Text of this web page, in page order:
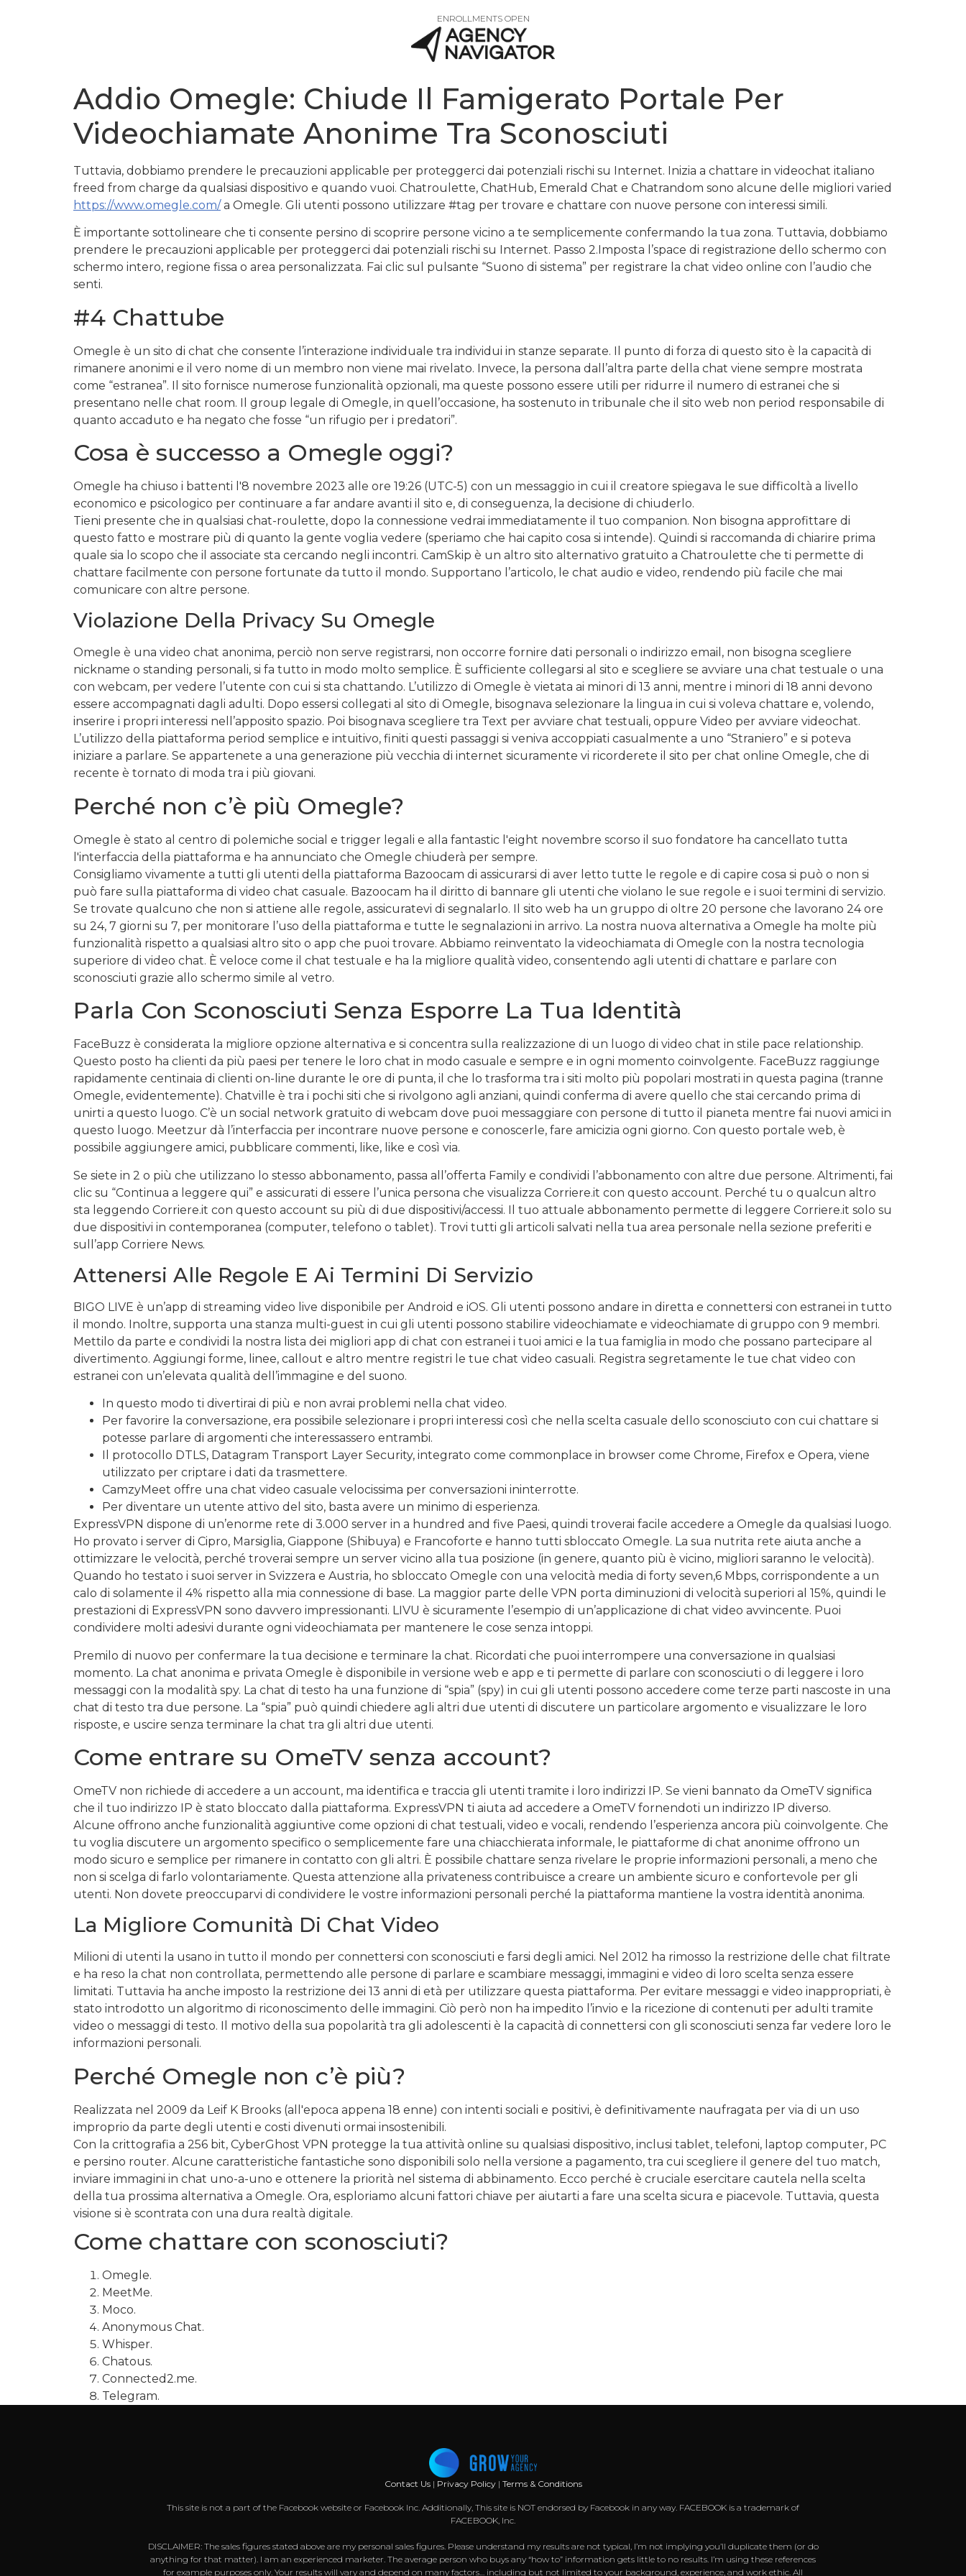
ENROLLMENTS OPEN
Addio Omegle: Chiude Il Famigerato Portale Per
Videochiamate Anonime Tra Sconosciuti
Tuttavia, dobbiamo prendere le precauzioni applicable per proteggerci dai potenziali rischi su Internet. Inizia a chattare in videochat italiano
freed from charge da qualsiasi dispositivo e quando vuoi. Chatroulette, ChatHub, Emerald Chat e Chatrandom sono alcune delle migliori varied
https://www.omegle.com/a Omegle. Gli utenti possono utilizzare #tag per trovare e chattare con nuove persone con interessi simili.
È importante sottolineare che ti consente persino di scoprire persone vicino a te semplicemente confermando la tua zona. Tuttavia, dobbiamo
prendere le precauzioni applicable per proteggerci dai potenziali rischi su Internet. Passo 2.Imposta l’space di registrazione dello schermo con
schermo intero, regione fissa o area personalizzata. Fai clic sul pulsante “Suono di sistema” per registrare la chat video online con l’audio che
senti.
#4 Chattube
Omegle è un sito di chat che consente l’interazione individuale tra individui in stanze separate. Il punto di forza di questo sito è la capacità di
rimanere anonimi e il vero nome di un membro non viene mai rivelato. Invece, la persona dall’altra parte della chat viene sempre mostrata
come “estranea”. Il sito fornisce numerose funzionalità opzionali, ma queste possono essere utili per ridurre il numero di estranei che si
presentano nelle chat room. Il group legale di Omegle, in quell’occasione, ha sostenuto in tribunale che il sito web non period responsabile di
quanto accaduto e ha negato che fosse “un rifugio per i predatori”.
Cosa è successo a Omegle oggi?
Omegle ha chiuso i battenti l'8 novembre 2023 alle ore 19:26 (UTC-5) con un messaggio in cui il creatore spiegava le sue difficoltà a livello
economico e psicologico per continuare a far andare avanti il sito e, di conseguenza, la decisione di chiuderlo.
Tieni presente che in qualsiasi chat-roulette, dopo la connessione vedrai immediatamente il tuo companion. Non bisogna approfittare di
questo fatto e mostrare più di quanto la gente voglia vedere (speriamo che hai capito cosa si intende). Quindi si raccomanda di chiarire prima
quale sia lo scopo che il associate sta cercando negli incontri. CamSkip è un altro sito alternativo gratuito a Chatroulette che ti permette di
chattare facilmente con persone fortunate da tutto il mondo. Supportano l’articolo, le chat audio e video, rendendo più facile che mai
comunicare con altre persone.
Violazione Della Privacy Su Omegle
Omegle è una video chat anonima, perciò non serve registrarsi, non occorre fornire dati personali o indirizzo email, non bisogna scegliere
nickname o standing personali, si fa tutto in modo molto semplice. È sufficiente collegarsi al sito e scegliere se avviare una chat testuale o una
con webcam, per vedere l’utente con cui si sta chattando. L’utilizzo di Omegle è vietata ai minori di 13 anni, mentre i minori di 18 anni devono
essere accompagnati dagli adulti. Dopo essersi collegati al sito di Omegle, bisognava selezionare la lingua in cui si voleva chattare e, volendo,
inserire i propri interessi nell’apposito spazio. Poi bisognava scegliere tra Text per avviare chat testuali, oppure Video per avviare videochat.
L’utilizzo della piattaforma period semplice e intuitivo, finiti questi passaggi si veniva accoppiati casualmente a uno “Straniero” e si poteva
iniziare a parlare. Se appartenete a una generazione più vecchia di internet sicuramente vi ricorderete il sito per chat online Omegle, che di
recente è tornato di moda tra i più giovani.
Perché non c’è più Omegle?
Omegle è stato al centro di polemiche social e trigger legali e alla fantastic l'eight novembre scorso il suo fondatore ha cancellato tutta
l'interfaccia della piattaforma e ha annunciato che Omegle chiuderà per sempre.
Consigliamo vivamente a tutti gli utenti della piattaforma Bazoocam di assicurarsi di aver letto tutte le regole e di capire cosa si può o non si
può fare sulla piattaforma di video chat casuale. Bazoocam ha il diritto di bannare gli utenti che violano le sue regole e i suoi termini di servizio.
Se trovate qualcuno che non si attiene alle regole, assicuratevi di segnalarlo. Il sito web ha un gruppo di oltre 20 persone che lavorano 24 ore
su 24, 7 giorni su 7, per monitorare l’uso della piattaforma e tutte le segnalazioni in arrivo. La nostra nuova alternativa a Omegle ha molte più
funzionalità rispetto a qualsiasi altro sito o app che puoi trovare. Abbiamo reinventato la videochiamata di Omegle con la nostra tecnologia
superiore di video chat. È veloce come il chat testuale e ha la migliore qualità video, consentendo agli utenti di chattare e parlare con
sconosciuti grazie allo schermo simile al vetro.
Parla Con Sconosciuti Senza Esporre La Tua Identità
FaceBuzz è considerata la migliore opzione alternativa e si concentra sulla realizzazione di un luogo di video chat in stile pace relationship.
Questo posto ha clienti da più paesi per tenere le loro chat in modo casuale e sempre e in ogni momento coinvolgente. FaceBuzz raggiunge
rapidamente centinaia di clienti on-line durante le ore di punta, il che lo trasforma tra i siti molto più popolari mostrati in questa pagina (tranne
Omegle, evidentemente). Chatville è tra i pochi siti che si rivolgono agli anziani, quindi conferma di avere quello che stai cercando prima di
unirti a questo luogo. C’è un social network gratuito di webcam dove puoi messaggiare con persone di tutto il pianeta mentre fai nuovi amici in
questo luogo. Meetzur dà l’interfaccia per incontrare nuove persone e conoscerle, fare amicizia ogni giorno. Con questo portale web, è
possibile aggiungere amici, pubblicare commenti, like, like e così via.
Se siete in 2 o più che utilizzano lo stesso abbonamento, passa all’offerta Family e condividi l’abbonamento con altre due persone. Altrimenti, fai
clic su “Continua a leggere qui” e assicurati di essere l’unica persona che visualizza Corriere.it con questo account. Perché tu o qualcun altro
sta leggendo Corriere.it con questo account su più di due dispositivi/accessi. Il tuo attuale abbonamento permette di leggere Corriere.it solo su
due dispositivi in contemporanea (computer, telefono o tablet). Trovi tutti gli articoli salvati nella tua area personale nella sezione preferiti e
sull’app Corriere News.
Attenersi Alle Regole E Ai Termini Di Servizio
BIGO LIVE è un’app di streaming video live disponibile per Android e iOS. Gli utenti possono andare in diretta e connettersi con estranei in tutto
il mondo. Inoltre, supporta una stanza multi-guest in cui gli utenti possono stabilire videochiamate e videochiamate di gruppo con 9 membri.
Mettilo da parte e condividi la nostra lista dei migliori app di chat con estranei i tuoi amici e la tua famiglia in modo che possano partecipare al
divertimento. Aggiungi forme, linee, callout e altro mentre registri le tue chat video casuali. Registra segretamente le tue chat video con
estranei con un’elevata qualità dell’immagine e del suono.
In questo modo ti divertirai di più e non avrai problemi nella chat video.
Per favorire la conversazione, era possibile selezionare i propri interessi così che nella scelta casuale dello sconosciuto con cui chattare si
potesse parlare di argomenti che interessassero entrambi.
Il protocollo DTLS, Datagram Transport Layer Security, integrato come commonplace in browser come Chrome, Firefox e Opera, viene
utilizzato per criptare i dati da trasmettere.
CamzyMeet offre una chat video casuale velocissima per conversazioni ininterrotte.
Per diventare un utente attivo del sito, basta avere un minimo di esperienza.
ExpressVPN dispone di un’enorme rete di 3.000 server in a hundred and five Paesi, quindi troverai facile accedere a Omegle da qualsiasi luogo.
Ho provato i server di Cipro, Marsiglia, Giappone (Shibuya) e Francoforte e hanno tutti sbloccato Omegle. La sua nutrita rete aiuta anche a
ottimizzare le velocità, perché troverai sempre un server vicino alla tua posizione (in genere, quanto più è vicino, migliori saranno le velocità).
Quando ho testato i suoi server in Svizzera e Austria, ho sbloccato Omegle con una velocità media di forty seven,6 Mbps, corrispondente a un
calo di solamente il 4% rispetto alla mia connessione di base. La maggior parte delle VPN porta diminuzioni di velocità superiori al 15%, quindi le
prestazioni di ExpressVPN sono davvero impressionanti. LIVU è sicuramente l’esempio di un’applicazione di chat video avvincente. Puoi
condividere molti adesivi durante ogni videochiamata per mantenere le cose senza intoppi.
Premilo di nuovo per confermare la tua decisione e terminare la chat. Ricordati che puoi interrompere una conversazione in qualsiasi
momento. La chat anonima e privata Omegle è disponibile in versione web e app e ti permette di parlare con sconosciuti o di leggere i loro
messaggi con la modalità spy. La chat di testo ha una funzione di “spia” (spy) in cui gli utenti possono accedere come terze parti nascoste in una
chat di testo tra due persone. La “spia” può quindi chiedere agli altri due utenti di discutere un particolare argomento e visualizzare le loro
risposte, e uscire senza terminare la chat tra gli altri due utenti.
Come entrare su OmeTV senza account?
OmeTV non richiede di accedere a un account, ma identifica e traccia gli utenti tramite i loro indirizzi IP. Se vieni bannato da OmeTV significa
che il tuo indirizzo IP è stato bloccato dalla piattaforma. ExpressVPN ti aiuta ad accedere a OmeTV fornendoti un indirizzo IP diverso.
Alcune offrono anche funzionalità aggiuntive come opzioni di chat testuali, video e vocali, rendendo l’esperienza ancora più coinvolgente. Che
tu voglia discutere un argomento specifico o semplicemente fare una chiacchierata informale, le piattaforme di chat anonime offrono un
modo sicuro e semplice per rimanere in contatto con gli altri. È possibile chattare senza rivelare le proprie informazioni personali, a meno che
non si scelga di farlo volontariamente. Questa attenzione alla privateness contribuisce a creare un ambiente sicuro e confortevole per gli
utenti. Non dovete preoccuparvi di condividere le vostre informazioni personali perché la piattaforma mantiene la vostra identità anonima.
La Migliore Comunità Di Chat Video
Milioni di utenti la usano in tutto il mondo per connettersi con sconosciuti e farsi degli amici. Nel 2012 ha rimosso la restrizione delle chat filtrate
e ha reso la chat non controllata, permettendo alle persone di parlare e scambiare messaggi, immagini e video di loro scelta senza essere
limitati. Tuttavia ha anche imposto la restrizione dei 13 anni di età per utilizzare questa piattaforma. Per evitare messaggi e video inappropriati, è
stato introdotto un algoritmo di riconoscimento delle immagini. Ciò però non ha impedito l’invio e la ricezione di contenuti per adulti tramite
video o messaggi di testo. Il motivo della sua popolarità tra gli adolescenti è la capacità di connettersi con gli sconosciuti senza far vedere loro le
informazioni personali.
Perché Omegle non c’è più?
Realizzata nel 2009 da Leif K Brooks (all'epoca appena 18 enne) con intenti sociali e positivi, è definitivamente naufragata per via di un uso
improprio da parte degli utenti e costi divenuti ormai insostenibili.
Con la crittografia a 256 bit, CyberGhost VPN protegge la tua attività online su qualsiasi dispositivo, inclusi tablet, telefoni, laptop computer, PC
e persino router. Alcune caratteristiche fantastiche sono disponibili solo nella versione a pagamento, tra cui scegliere il genere del tuo match,
inviare immagini in chat uno-a-uno e ottenere la priorità nel sistema di abbinamento. Ecco perché è cruciale esercitare cautela nella scelta
della tua prossima alternativa a Omegle. Ora, esploriamo alcuni fattori chiave per aiutarti a fare una scelta sicura e piacevole. Tuttavia, questa
visione si è scontrata con una dura realtà digitale.
Come chattare con sconosciuti?
Omegle.
MeetMe.
Moco.
Anonymous Chat.
Whisper.
Chatous.
Connected2.me.
Telegram.
Contact Us | Privacy Policy| Terms & Conditions
This site is not a part of the Facebook website or Facebook Inc. Additionally, This site is NOT endorsed by Facebook in any way. FACEBOOK is a trademark of
FACEBOOK, Inc.
DISCLAIMER: The sales figures stated above are my personal sales figures. Please understand my results are not typical, I’m not implying you’ll duplicate them (or do
anything for that matter). I am an experienced marketer. The average person who buys any “how to” information gets little to no results. I’m using these references
for example purposes only. Your results will vary and depend on many factors… including but not limited to your background, experience, and work ethic. All